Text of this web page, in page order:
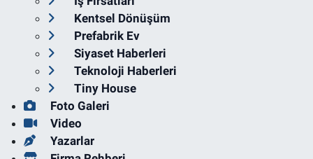
Kentsel Dönüşüm
Prefabrik Ev
Siyaset Haberleri
Teknoloji Haberleri
Tiny House
Foto Galeri
Video
Yazarlar